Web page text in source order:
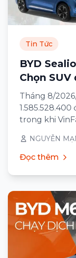
Tin Tức
BYD
Chọn SUV
Tháng 8/
1.585.528.400
trong khi
bản Plus —
phí.
NGUYỄN
Đọc thêm